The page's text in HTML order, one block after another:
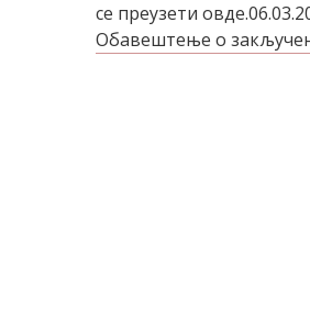
се преузети
Обавештење о